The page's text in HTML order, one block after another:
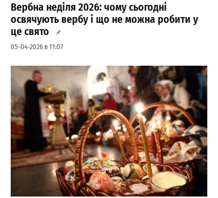
Вербна неділя 2026: чому сьогодні
освячують вербу і що не можна робити у
це свято
05-04-2026 в 11:07